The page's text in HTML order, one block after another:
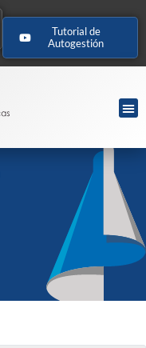
Tutorial de
Autogestión